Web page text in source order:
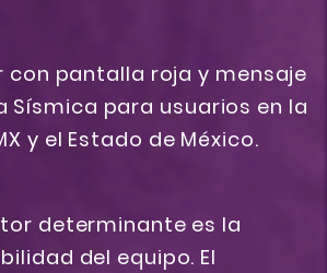
determinante es la
del equipo. El